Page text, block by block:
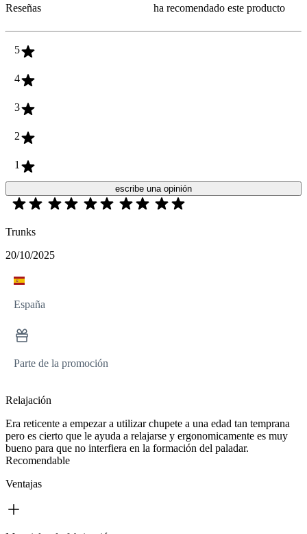
Reseñas
ha recomendado este producto
5
4
3
2
1
escribe una opinión
Trunks
20/10/2025
España
Parte de la promoción
Relajación
Era reticente a empezar a utilizar chupete a una edad tan temprana
pero es cierto que le ayuda a relajarse y ergonomicamente es muy
bueno para que no interfiera en la formación del paladar.
Recomendable
Ventajas